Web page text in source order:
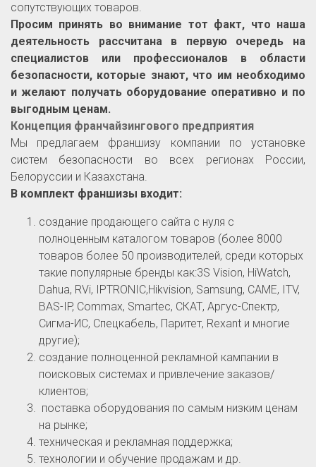
сопутствующих товаров.
Просим принять во внимание тот факт, что наша
деятельность рассчитана в первую очередь на
специалистов или профессионалов в области
безопасности, которые знают, что им необходимо
и желают получать оборудование оперативно и по
выгодным ценам.
Концепция франчайзингового предприятия
Мы предлагаем франшизу компании по установке
систем безопасности во всех регионах России,
Белоруссии и Казахстана.
В комплект франшизы входит:
создание продающего сайта с нуля с
полноценным каталогом товаров (более 8000
товаров более 50 производителей, среди которых
такие популярные бренды как:3S Vision, HiWatch,
Dahua, RVi, IPTRONIC,Hikvision, Samsung, CAME, ITV,
BAS-IP, Commax, Smartec, СКАТ, Аргус-Спектр,
Сигма-ИС, Спецкабель, Паритет, Rexant и многие
другие);
создание полноценной рекламной кампании в
поисковых системах и привлечение заказов/
клиентов;
поставка оборудования по самым низким ценам
на рынке;
техническая и рекламная поддержка;
технологии и обучение продажам и др.